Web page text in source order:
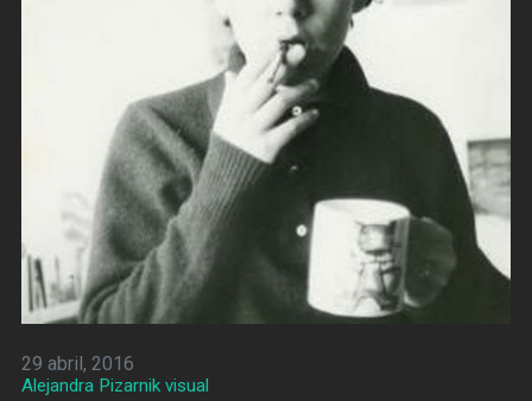
29 abril, 2016
Alejandra Pizarnik visual